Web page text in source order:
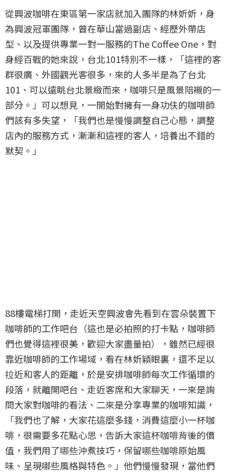
從興波咖啡在東區第一家店就加入團隊的林妡妡，身
為興波冠軍團隊，曾在華山當過副店、經歷外帶店
型、以及提供專業一對一服務的The Coffee One，對
身經百戰的她來說，台北101特別不一樣，「這裡的客
群很廣、外國觀光客很多，來的人多半是為了台北
101、可以遠眺台北景緻而來，咖啡只是風景陪襯的一
部分。」可以想見，一開始對擁有一身功伕的咖啡師
們該有多失望，「我們也是慢慢調整自己心態，調整
店內的服務方式，漸漸和這裡的客人，培養出不錯的
默契。」
88樓電梯打開，走近天空興波會先看到在雲朵裝置下
咖啡師的工作吧台（這也是必拍照的打卡點，咖啡師
們也覺得這裡很美，歡迎大家盡量拍），雖然已經很
靠近咖啡師的工作場域，看在林妡穎眼裏，還不足以
拉近和客人的距離，於是安排咖啡師每次工作循環的
段落，就離開吧台、走近客席和大家聊天，一來是詢
問大家對咖啡的看法、二來是分享專業的咖啡知識，
「我們也了解，大家花這麼多錢，消費這麼小一杯咖
啡，很需要多花點心思，告訴大家這杯咖啡背後的價
值，我們用了哪些沖煮技巧，保留哪些咖啡原始風
味、呈現哪些風格與特色。」他們慢慢發現，當他們